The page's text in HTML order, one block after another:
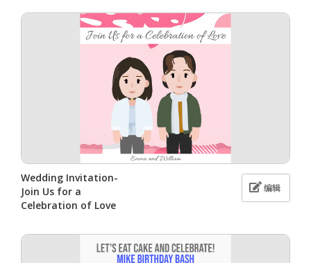
Wedding Invitation-
Join Us for a
Celebration of Love
编辑